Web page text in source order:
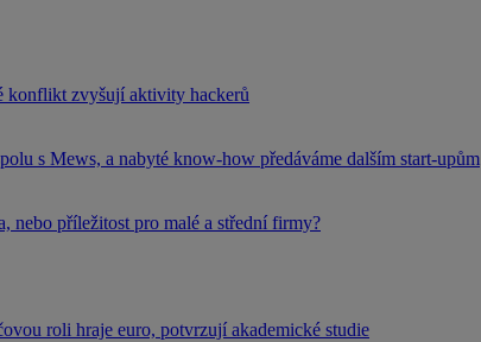
konflikt zvyšují aktivity hackerů
s Mews, a nabyté know-how předáváme dalším start-upům
nebo příležitost pro malé a střední firmy?
roli hraje euro, potvrzují akademické studie